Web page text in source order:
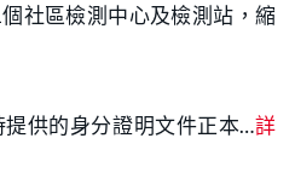
社區檢測中心及檢測站，縮
供的身分證明文件正本…詳